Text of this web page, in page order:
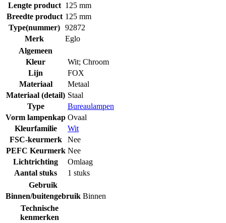
Lengte product 125 mm
Breedte product 125 mm
Type(nummer) 92872
Merk
Eglo
Algemeen
Kleur
Wit; Chroom
Lijn
FOX
Materiaal
Metaal
Materiaal (detail) Staal
Type
Bureaulampen
Vorm lampenkap Ovaal
Kleurfamilie
Wit
FSC-keurmerk
Nee
PEFC Keurmerk Nee
Lichtrichting
Omlaag
Aantal stuks
1 stuks
Gebruik
Binnen/buitengebruik Binnen
Technische
kenmerken